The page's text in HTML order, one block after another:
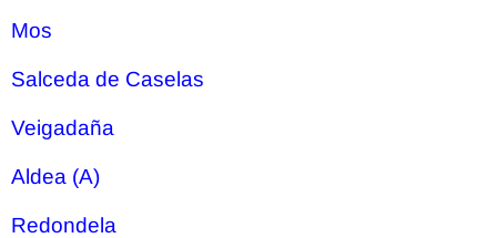
Mos
Salceda de Caselas
Veigadaña
Aldea (A)
Redondela